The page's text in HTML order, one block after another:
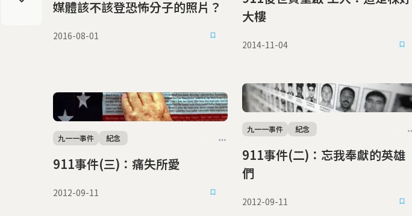
媒體該不該登恐怖分子的照片？
2016-08-01
大樓
2014-11-04
911事件(三)：痛失所愛
九一一事件 紀念
2012-09-11
911事件(二)：忘我奉獻的英雄
們
九一一事件 紀念
2012-09-11